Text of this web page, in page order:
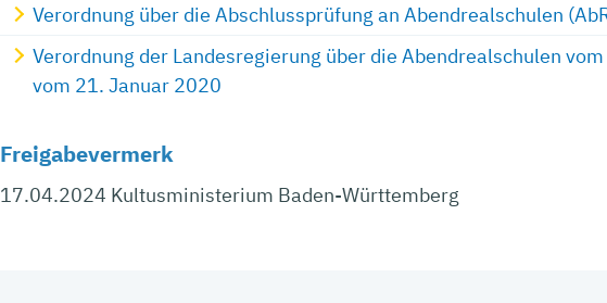
Verordnung über die Abschlussprüfung an Abendrealschulen
Verordnung der Landesregierung über die Abendrealschulen
vom 21. Januar 2020
Freigabevermerk
17.04.2024 Kultusministerium Baden-Württemberg